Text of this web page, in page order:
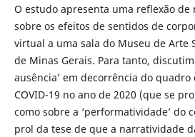
O estudo apresenta uma reflexão de
sobre os efeitos de sentidos de
virtual a uma sala do Museu de Arte
de Minas Gerais. Para tanto,
ausência’ em decorrência do quadro
COVID-19 no ano de 2020 (que se
como sobre a ‘performatividade’ do
prol da tese de que a narratividade